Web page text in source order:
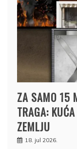
ZA SAMO 15
TRAGA:
ZEMLJU
18. jul 2026.